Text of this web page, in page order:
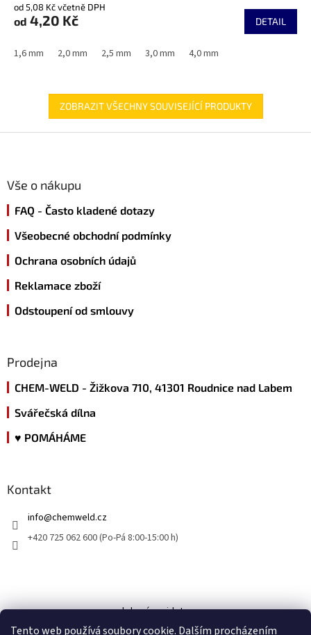
Tento web používá soubory cookie. Dalším procházením
produktu
je
z
od 5,08 Kč včetně DPH
od 4,20 Kč DETAIL
1,6 mm 2,0 mm 2,5 mm 3,0 mm 4,0 mm
ZOBRAZIT VŠECHNY SOUVISEJÍCÍ PRODUKTY
Vše o nákupu
FAQ - Často kladené dotazy
Všeobecné obchodní podmínky
Ochrana osobních údajů
Reklamace zboží
Odstoupení od smlouvy
Prodejna
CHEM-WELD - Žižkova 710, 41301 Roudnice nad Labem
Svářečská dílna
♥ POMÁHÁME
Kontakt
info@chemweld.cz
+420 725 062 600 (Po-Pá 8:00-15:00 h)
kde nás najdete